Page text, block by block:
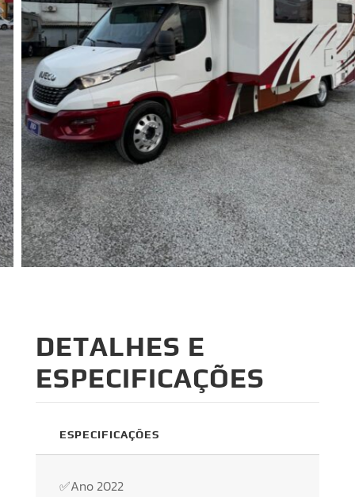
DETALHES E
ESPECIFICAÇÕES
ESPECIFICAÇÕES
✅Ano 2022